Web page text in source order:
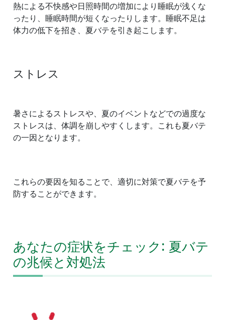
熱による不快感や日照時間の増加により睡眠が浅くな
ったり、睡眠時間が短くなったりします。睡眠不足は
体力の低下を招き、夏バテを引き起こします。
ストレス
暑さによるストレスや、夏のイベントなどでの過度な
ストレスは、体調を崩しやすくします。これも夏バテ
の一因となります。
これらの要因を知ることで、適切に対策で夏バテを予
防することができます。
あなたの症状をチェック: 夏バテ
の兆候と対処法